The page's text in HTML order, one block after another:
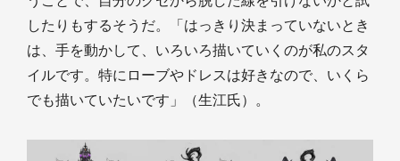
したりもするそうだ。「はっきり決まっていないとき
は、手を動かして、いろいろ描いていくのが私のスタ
イルです。特にローブやドレスは好きなので、いくら
でも描いていたいです」（生江氏）。